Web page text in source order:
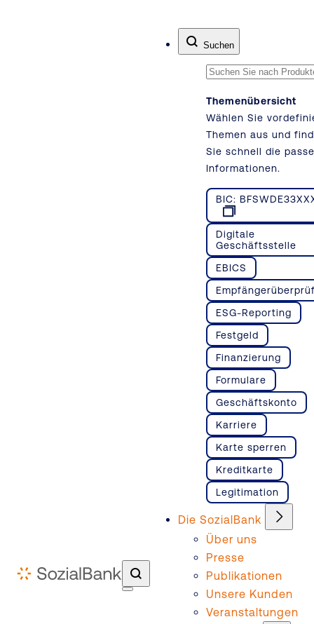
Suchen
Themenübersicht
Wählen Sie
Themen aus und
Sie schnell die
Informationen.
BIC:
Digitale
Geschäftsstelle
EBICS
ESG-Reporting
Festgeld
Finanzierung
Formulare
Geschäftskonto
Karriere
Karte sperren
Kreditkarte
Legitimation
Die SozialBank
Über uns
Presse
Publikationen
Unsere Kunden
Veranstaltungen